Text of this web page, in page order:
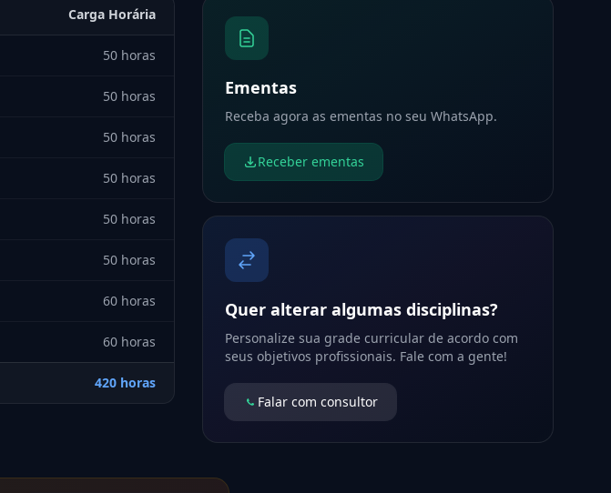
Carga Horária
50 horas
50 horas
50 horas
50 horas
50 horas
50 horas
60 horas
60 horas
420 horas
Ementas
Receba agora as ementas no seu WhatsApp.
Receber ementas
Quer alterar algumas disciplinas?
Personalize sua grade curricular de acordo com
seus objetivos profissionais. Fale com a gente!
Falar com consultor